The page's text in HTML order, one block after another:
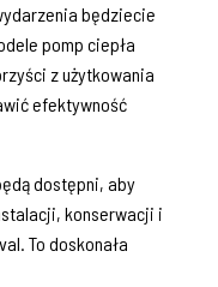
będziecie
pomp ciepła
z użytkowania
efektywność
dostępni, aby
konserwacji i
To doskonała